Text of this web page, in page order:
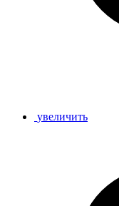
увеличить